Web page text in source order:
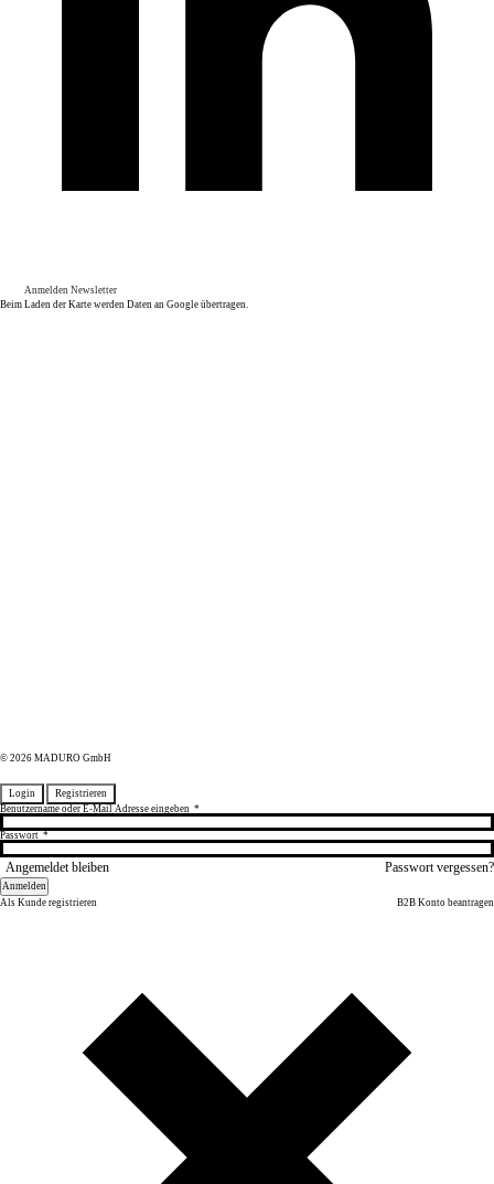
Anmelden Newsletter
Beim Laden der Karte werden Daten an Google übertragen.
© 2026 MADURO GmbH
Login
Registrieren
Benutzername oder E-Mail Adresse eingeben *
Passwort *
Angemeldet bleiben Passwort vergessen?
Anmelden
Als Kunde registrieren
B2B Konto beantragen